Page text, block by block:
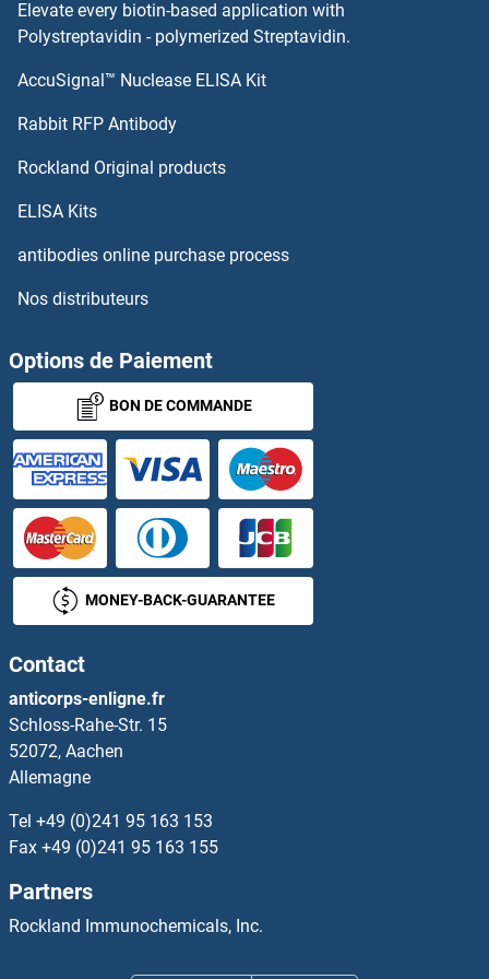
SCXA Kits ELISA
SCUBE1 Kits ELISA
SECISBP2 Kits ELISA
Secretin Kits ELISA
SECTM1 Kits ELISA
Seladin 1 Kits ELISA
Selectin E/CD62e Kits ELISA
SELENBP1 Kits ELISA
Selenoprotein P Kits ELISA
Selenoprotein S Kits ELISA
SELPLG Kits ELISA
SEMA3B Kits ELISA
SEMA3C Kits ELISA
SEMA3D Kits ELISA
SEMA3E Kits ELISA
Elevate every biotin-based application with
Polystreptavidin - polymerized Streptavidin.
AccuSignal™ Nuclease ELISA Kit
Rabbit RFP Antibody
Rockland Original products
ELISA Kits
antibodies online purchase process
Nos distributeurs
Options de Paiement
BON DE COMMANDE
MONEY-BACK-GUARANTEE
Contact
anticorps-enligne.fr
Schloss-Rahe-Str. 15
52072, Aachen
Allemagne
Tel +49 (0)241 95 163 153
Fax +49 (0)241 95 163 155
Partners
Rockland Immunochemicals, Inc.